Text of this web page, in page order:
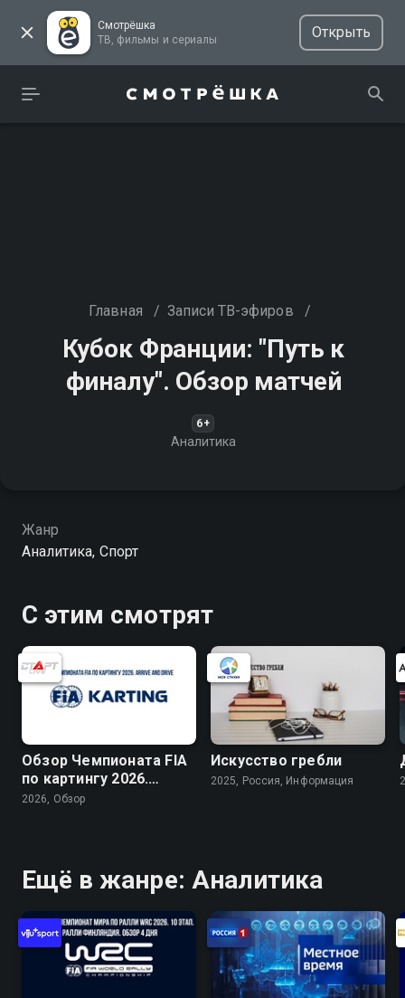
Смотрёшка
ТВ, фильмы и сериалы
Открыть
Главная / Записи ТВ-эфиров /
Кубок Франции: "Путь к
финалу". Обзор матчей
6+
Аналитика
Жанр
Аналитика, Спорт
С этим смотрят
Обзор Чемпионата FIA
по картингу 2026.
Arrive and Drive
2026, Обзор
Искусство гребли
2025, Россия, Информация
Ещё в жанре: Аналитика